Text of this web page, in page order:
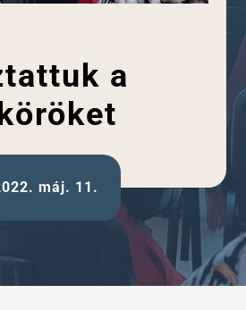
a
máj. 11.